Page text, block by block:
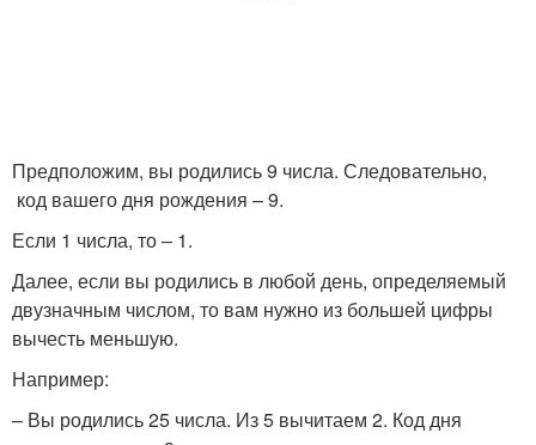
Предположим, вы родились 9 числа. Следовательно,
код вашего дня рождения – 9.
Если 1 числа, то – 1.
Далее, если вы родились в любой день, определяемый
двузначным числом, то вам нужно из большей цифры
вычесть меньшую.
Например:
– Вы родились 25 числа. Из 5 вычитаем 2. Код дня